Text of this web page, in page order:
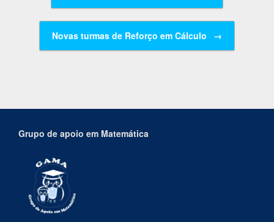
Novas turmas de Reforço em Cálculo →
Grupo de apoio em Matemática